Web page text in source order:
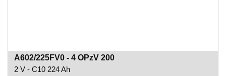
A602/225FV0 - 4 OPzV 200
2 V - C10 224 Ah